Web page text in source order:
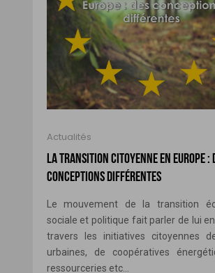
Actualités
LA TRANSITION CITOYENNE EN EUROPE :
CONCEPTIONS DIFFÉRENTES
Le mouvement de la transition
sociale et politique fait parler de lui
travers les initiatives citoyennes
urbaines, de coopératives
ressourceries etc...